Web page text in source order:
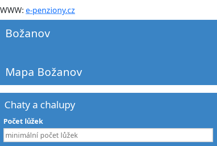
WWW: e-penziony.cz
Božanov
Mapa Božanov
Chaty a chalupy
Počet lůžek